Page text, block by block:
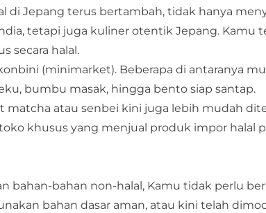
di Jepang terus bertambah, tidak hanya
tetapi juga kuliner otentik Jepang. Kamu
secara halal.
(minimarket). Beberapa di antaranya
bumbu masak, hingga bento siap santap.
matcha atau senbei kini juga lebih mudah
khusus yang menjual produk impor halal
bahan-bahan non-halal, Kamu tidak perlu
bahan dasar aman, atau kini telah